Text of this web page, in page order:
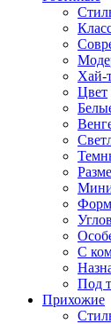
Хай-
Цвет
Мини
С
Под
Прихожие